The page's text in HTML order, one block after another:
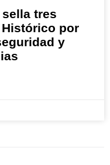
tres
por
y